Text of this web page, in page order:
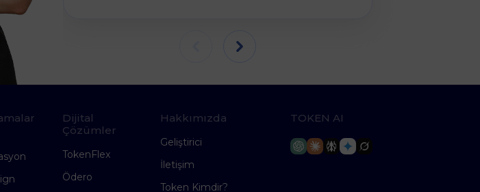
Dijital
Çözümler
TokenFlex
Ödero
Hakkımızda
Geliştirici
İletişim
Token Kimdir?
TOKEN AI